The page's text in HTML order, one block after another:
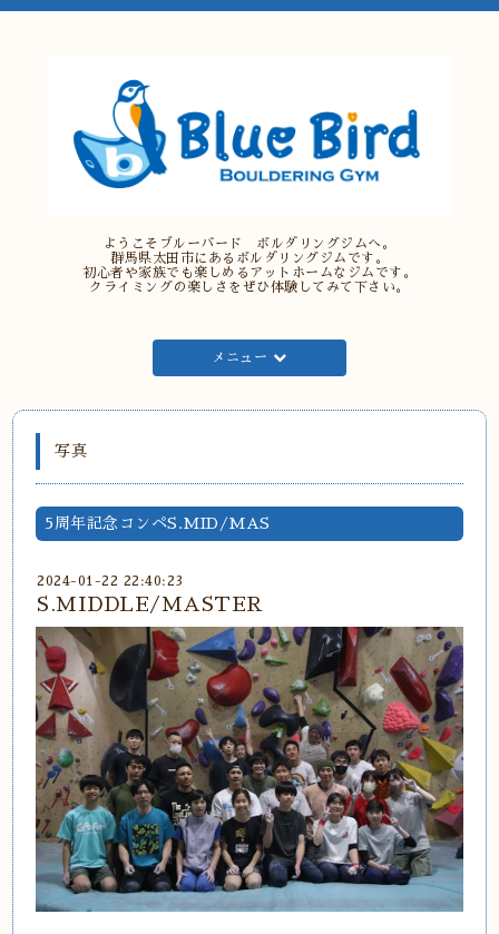
ようこそブルーバード ボルダリングジムへ。
群馬県太田市にあるボルダリングジムです。
初心者や家族でも楽しめるアットホームなジムです。
クライミングの楽しさをぜひ体験してみて下さい。
メニュー
写真
5周年記念コンペS.MID/MAS
2024-01-22 22:40:23
S.MIDDLE/MASTER